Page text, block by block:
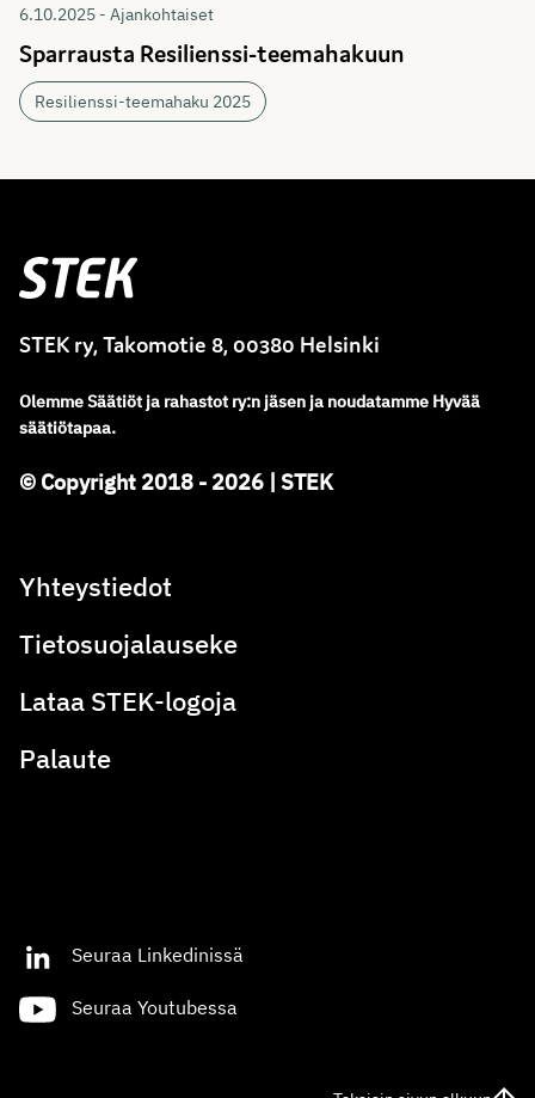
6.10.2025 - Ajankohtaiset
Sparrausta Resilienssi-teemahakuun
Resilienssi-teemahaku 2025
Stek
STEK ry, Takomotie 8, 00380 Helsinki
OlemmeSäätiöt ja rahastot ry:n jäsen ja noudatamme Hyvää
säätiötapaa.
© Copyright 2018 - 2026 | STEK
Yhteystiedot
Tietosuojalauseke
Lataa STEK-logoja
Palaute
Seuraa Linkedinissä
Seuraa Youtubessa